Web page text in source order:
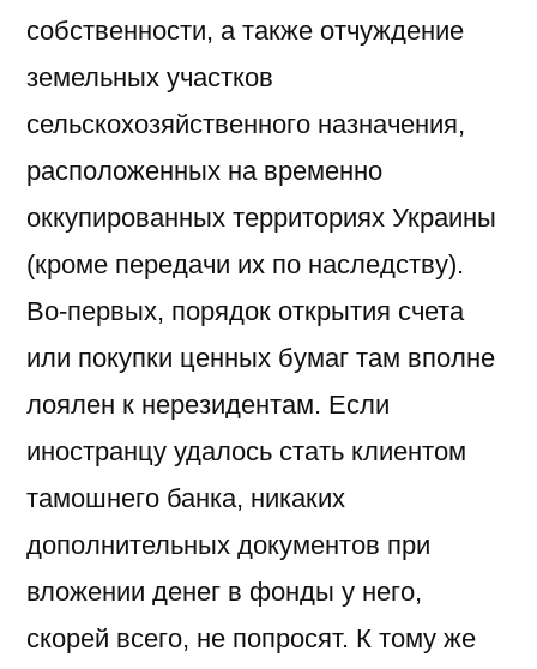
собственности, а также отчуждение
земельных участков
сельскохозяйственного назначения,
расположенных на временно
оккупированных территориях Украины
(кроме передачи их по наследству).
Во-первых, порядок открытия счета
или покупки ценных бумаг там вполне
лоялен к нерезидентам. Если
иностранцу удалось стать клиентом
тамошнего банка, никаких
дополнительных документов при
вложении денег в фонды у него,
скорей всего, не попросят. К тому же